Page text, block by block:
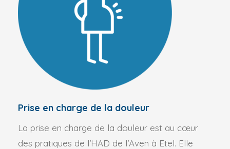
Prise en charge de la douleur
La prise en charge de la douleur est au cœur
des pratiques de l’HAD de l’Aven à Etel. Elle